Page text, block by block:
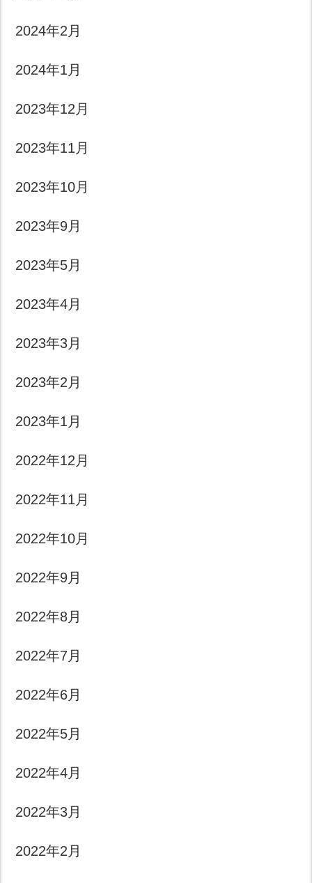
2024年2月
2024年1月
2023年12月
2023年11月
2023年10月
2023年9月
2023年5月
2023年4月
2023年3月
2023年2月
2023年1月
2022年12月
2022年11月
2022年10月
2022年9月
2022年8月
2022年7月
2022年6月
2022年5月
2022年4月
2022年3月
2022年2月